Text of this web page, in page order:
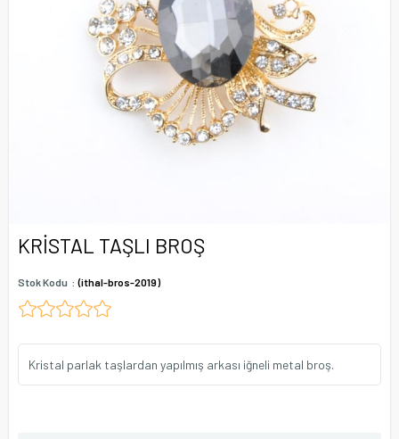
KRİSTAL TAŞLI BROŞ
Stok Kodu (ithal-bros-2019)
Kristal parlak taşlardan yapılmış arkası iğneli metal broş.